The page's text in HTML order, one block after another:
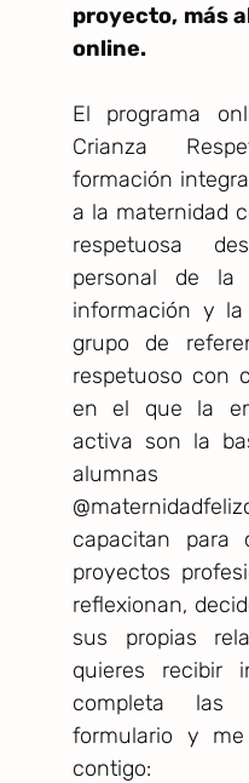
proyecto, más
online.
El programa
Crianza
formación
a la maternidad
respetuosa
personal de
información y
grupo de
respetuoso con
en el que la
activa son la
capacitan para
proyectos
reflexionan,
sus propias
quieres recibir
completa las
formulario y
contigo: